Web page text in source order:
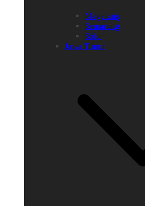
Magelang
Semarang
Solo
Jawa Timur